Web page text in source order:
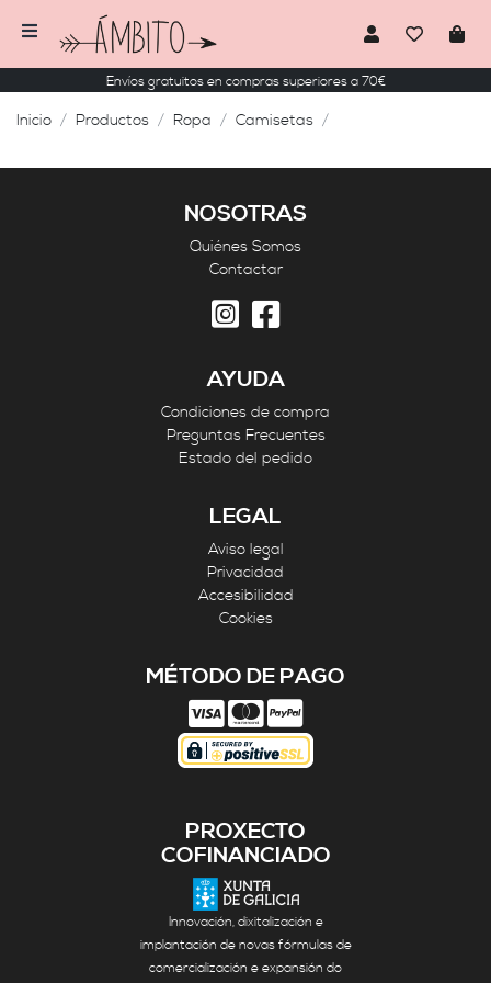
Envíos gratuitos en compras superiores a 70€
Inicio Productos Ropa Camisetas
NOSOTRAS
Quiénes Somos
Contactar
AYUDA
Condiciones de compra
Preguntas Frecuentes
Estado del pedido
LEGAL
Aviso legal
Privacidad
Accesibilidad
Cookies
MÉTODO DE PAGO
PROXECTO
COFINANCIADO
Innovación, dixitalización e
implantación de novas fórmulas de
comercialización e expansión do